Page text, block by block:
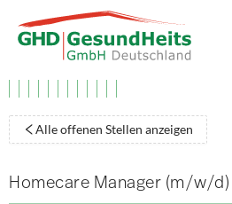
Alle offenen Stellen anzeigen
Homecare Manager (m/w/